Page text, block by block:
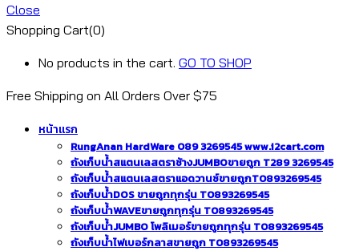
Close
Shopping Cart(0)
No products in the cart. GO TO SHOP
Free Shipping on All Orders Over $75
หน้าแรก
RungAnan HardWare 089 3269545 www.i2cart.com
ถังเก็บน้ำสแตนเลสตราช้างJUMBOขายถูก T289 3269545
ถังเก็บน้ำสแตนเลสตราแอดวานซ์ขายถูกT0893269545
ถังเก็บน้ำDOS ขายถูกทุกรุ่น T0893269545
ถังเก็บน้ำWAVEขายถูกทุกรุ่น T0893269545
ถังเก็บน้ำJUMBO โพลิเมอร์ขายถูกทุกรุ่น T0893269545
ถังเก็บน้ำไฟเบอร์กลาสขายถูก T0893269545